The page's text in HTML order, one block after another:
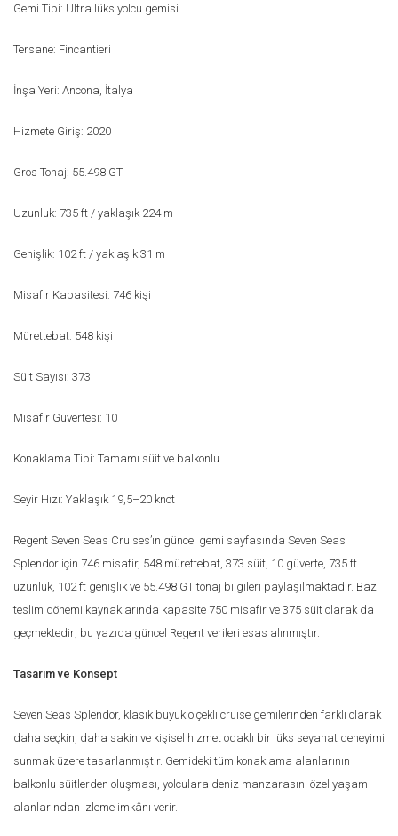
Gemi Tipi: Ultra lüks yolcu gemisi
Tersane: Fincantieri
İnşa Yeri: Ancona, İtalya
Hizmete Giriş: 2020
Gros Tonaj: 55.498 GT
Uzunluk: 735 ft / yaklaşık 224 m
Genişlik: 102 ft / yaklaşık 31 m
Misafir Kapasitesi: 746 kişi
Mürettebat: 548 kişi
Süit Sayısı: 373
Misafir Güvertesi: 10
Konaklama Tipi: Tamamı süit ve balkonlu
Seyir Hızı: Yaklaşık 19,5–20 knot
Regent Seven Seas Cruises’ın güncel gemi sayfasında Seven Seas
Splendor için 746 misafir, 548 mürettebat, 373 süit, 10 güverte, 735 ft
uzunluk, 102 ft genişlik ve 55.498 GT tonaj bilgileri paylaşılmaktadır. Bazı
teslim dönemi kaynaklarında kapasite 750 misafir ve 375 süit olarak da
geçmektedir; bu yazıda güncel Regent verileri esas alınmıştır.
Tasarım ve Konsept
Seven Seas Splendor, klasik büyük ölçekli cruise gemilerinden farklı olarak
daha seçkin, daha sakin ve kişisel hizmet odaklı bir lüks seyahat deneyimi
sunmak üzere tasarlanmıştır. Gemideki tüm konaklama alanlarının
balkonlu süitlerden oluşması, yolculara deniz manzarasını özel yaşam
alanlarından izleme imkânı verir.